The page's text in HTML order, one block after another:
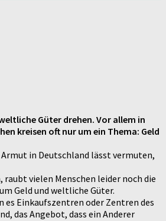
Güter drehen. Vor allem in
kreisen oft nur um ein Thema: Geld
in Deutschland lässt vermuten,
vielen Menschen leider noch die
Geld und weltliche Güter.
es Einkaufszentren oder Zentren des
das Angebot, dass ein Anderer